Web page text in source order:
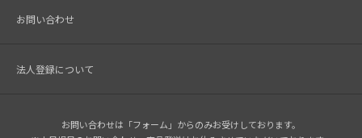
お問い合わせ
法人登録について
お問い合わせは「フォーム」からのみお受けしております。